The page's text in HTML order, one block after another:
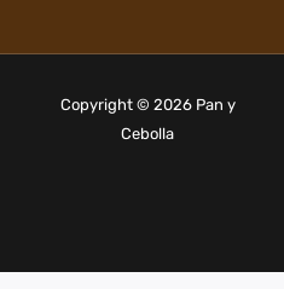
Copyright © 2026 Pan y
Cebolla